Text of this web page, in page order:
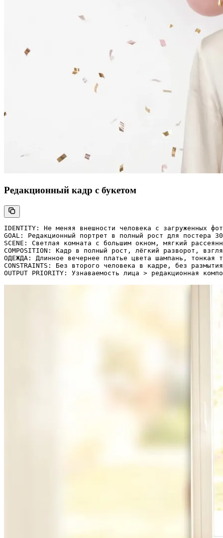
Редакционный кадр с букетом
IDENTITY: Не меняя внешности человека с загруженных
GOAL: Редакционный портрет в полный рост для постера
SCENE: Светлая комната с большим окном, мягкий
COMPOSITION: Кадр в полный рост, лёгкий разворот,
ОДЕЖДА: Длинное вечернее платье цвета шампань, тонкая
CONSTRAINTS: Без второго человека в кадре, без